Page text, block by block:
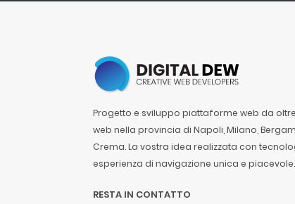
Progetto e sviluppo piattaforme web da oltre
web nella provincia di Napoli, Milano,
Crema. La vostra idea realizzata con
esperienza di navigazione unica e piacevole.
RESTA IN CONTATTO